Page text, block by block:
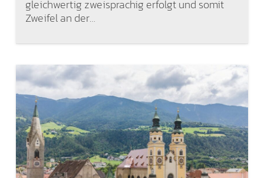
gleichwertig zweisprachig erfolgt und somit
Zweifel an der…